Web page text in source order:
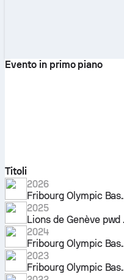
Evento in primo piano
Titoli
2026
2025
2024
2023